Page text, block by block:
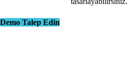
Demo Talep Edin